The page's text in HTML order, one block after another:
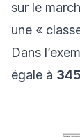
sur le
une «
Dans
égale à